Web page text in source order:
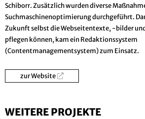
Schiborr. Zusätzlich wurden diverse
Suchmaschinenoptimierung durchgeführt.
Zukunft selbst die Webseitentexte, -bilder
pflegen können, kam ein Redaktionssystem
(Contentmanagementsystem) zum Einsatz.
zur Website
WEITERE PROJEKTE